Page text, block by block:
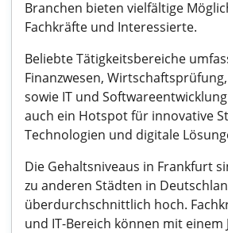
Branchen bieten vielfältige
Fachkräfte und Interessierte.
Beliebte Tätigkeitsbereiche
Finanzwesen,
sowie IT und
auch ein Hotspot für innovative
Technologien und digitale
Die Gehaltsniveaus in Frankfurt
zu anderen Städten in
überdurchschnittlich hoch.
und IT-Bereich können mit einem